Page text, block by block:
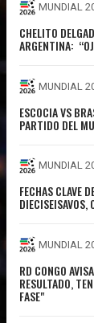
MUNDIAL
CHELITO
ARGENTINA:
MUNDIAL
ESCOCIA VS
PARTIDO DEL
MUNDIAL
FECHAS CLAVE
DIECISEISAVOS,
MUNDIAL
RD CONGO
RESULTADO,
FASE"